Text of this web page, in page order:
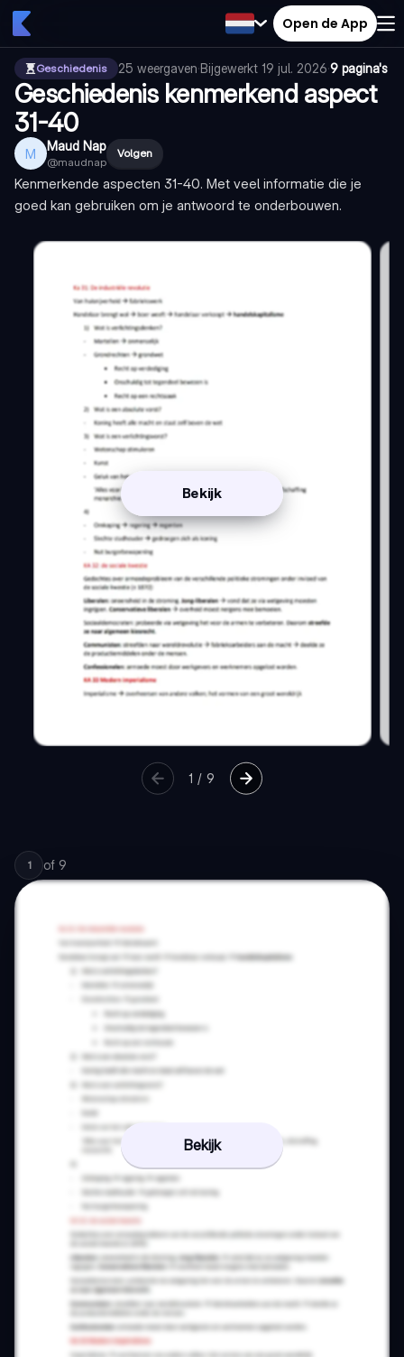
Open de App
Geschiedenis 25 weergaven·Bijgewerkt 19 jul. 2026·9 pagina's
Geschiedenis kenmerkend aspect
31-40
M Maud Nap
@maudnap
Volgen
Kenmerkende aspecten 31-40. Met veel informatie die je
goed kan gebruiken om je antwoord te onderbouwen.
Bekijk
1 /9
1 of 9
Bekijk